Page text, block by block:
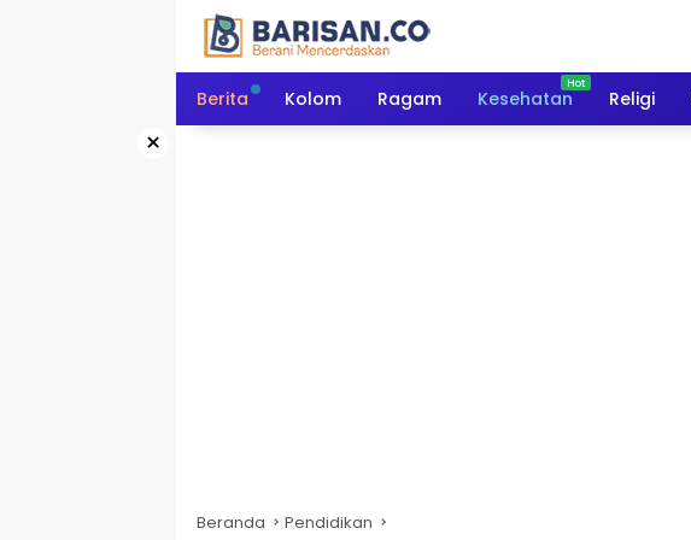
Berita Kolom Ragam Kesehatan Religi
×
Beranda Pendidikan